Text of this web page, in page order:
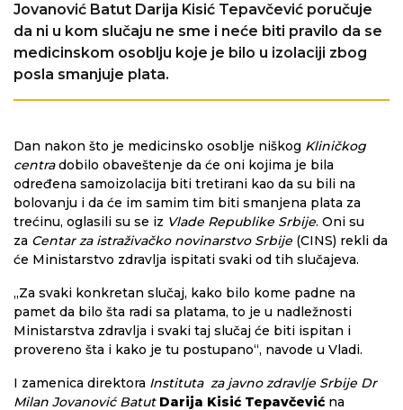
Jovanović Batut Darija Kisić Tepavčević poručuje
da ni u kom slučaju ne sme i neće biti pravilo da se
medicinskom osoblju koje je bilo u izolaciji zbog
posla smanjuje plata.
Dan nakon što je medicinsko osoblje niškog Kliničkog
centradobilo obaveštenje da će oni kojima je bila
određena samoizolacija biti tretirani kao da su bili na
bolovanju i da će im samim tim biti smanjena plata za
trećinu, oglasili su se iz Vlade Republike Srbije. Oni su
za Centar za istraživačko novinarstvo Srbije (CINS) rekli da
će Ministarstvo zdravlja ispitati svaki od tih slučajeva.
„Za svaki konkretan slučaj, kako bilo kome padne na
pamet da bilo šta radi sa platama, to je u nadležnosti
Ministarstva zdravlja i svaki taj slučaj će biti ispitan i
provereno šta i kako je tu postupano“, navode u Vladi.
I zamenica direktora Instituta za javno zdravlje Srbije Dr
Milan Jovanović Batut Darija Kisić Tepavčević na